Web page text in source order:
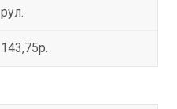
рул.
143,75р.